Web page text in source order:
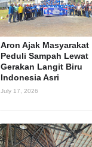
Aron Ajak Masyarakat
Peduli Sampah Lewat
Gerakan Langit Biru
Indonesia Asri
July 17, 2026